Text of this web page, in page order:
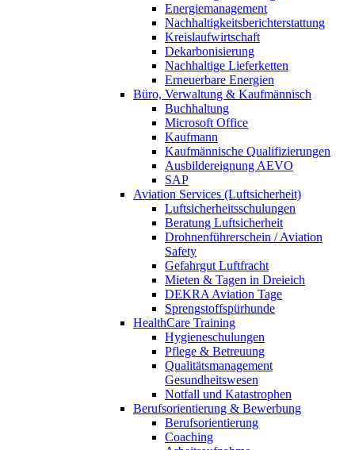
Energiemanagement
Nachhaltigkeitsberichterstattung
Kreislaufwirtschaft
Dekarbonisierung
Nachhaltige Lieferketten
Erneuerbare Energien
Büro, Verwaltung & Kaufmännisch
Buchhaltung
Microsoft Office
Kaufmann
Kaufmännische Qualifizierungen
Ausbildereignung AEVO
SAP
Aviation Services (Luftsicherheit)
Luftsicherheitsschulungen
Beratung Luftsicherheit
Drohnenführerschein / Aviation
Safety
Gefahrgut Luftfracht
Mieten & Tagen in Dreieich
DEKRA Aviation Tage
Sprengstoffspürhunde
HealthCare Training
Hygieneschulungen
Pflege & Betreuung
Qualitätsmanagement
Gesundheitswesen
Notfall und Katastrophen
Berufsorientierung & Bewerbung
Berufsorientierung
Coaching